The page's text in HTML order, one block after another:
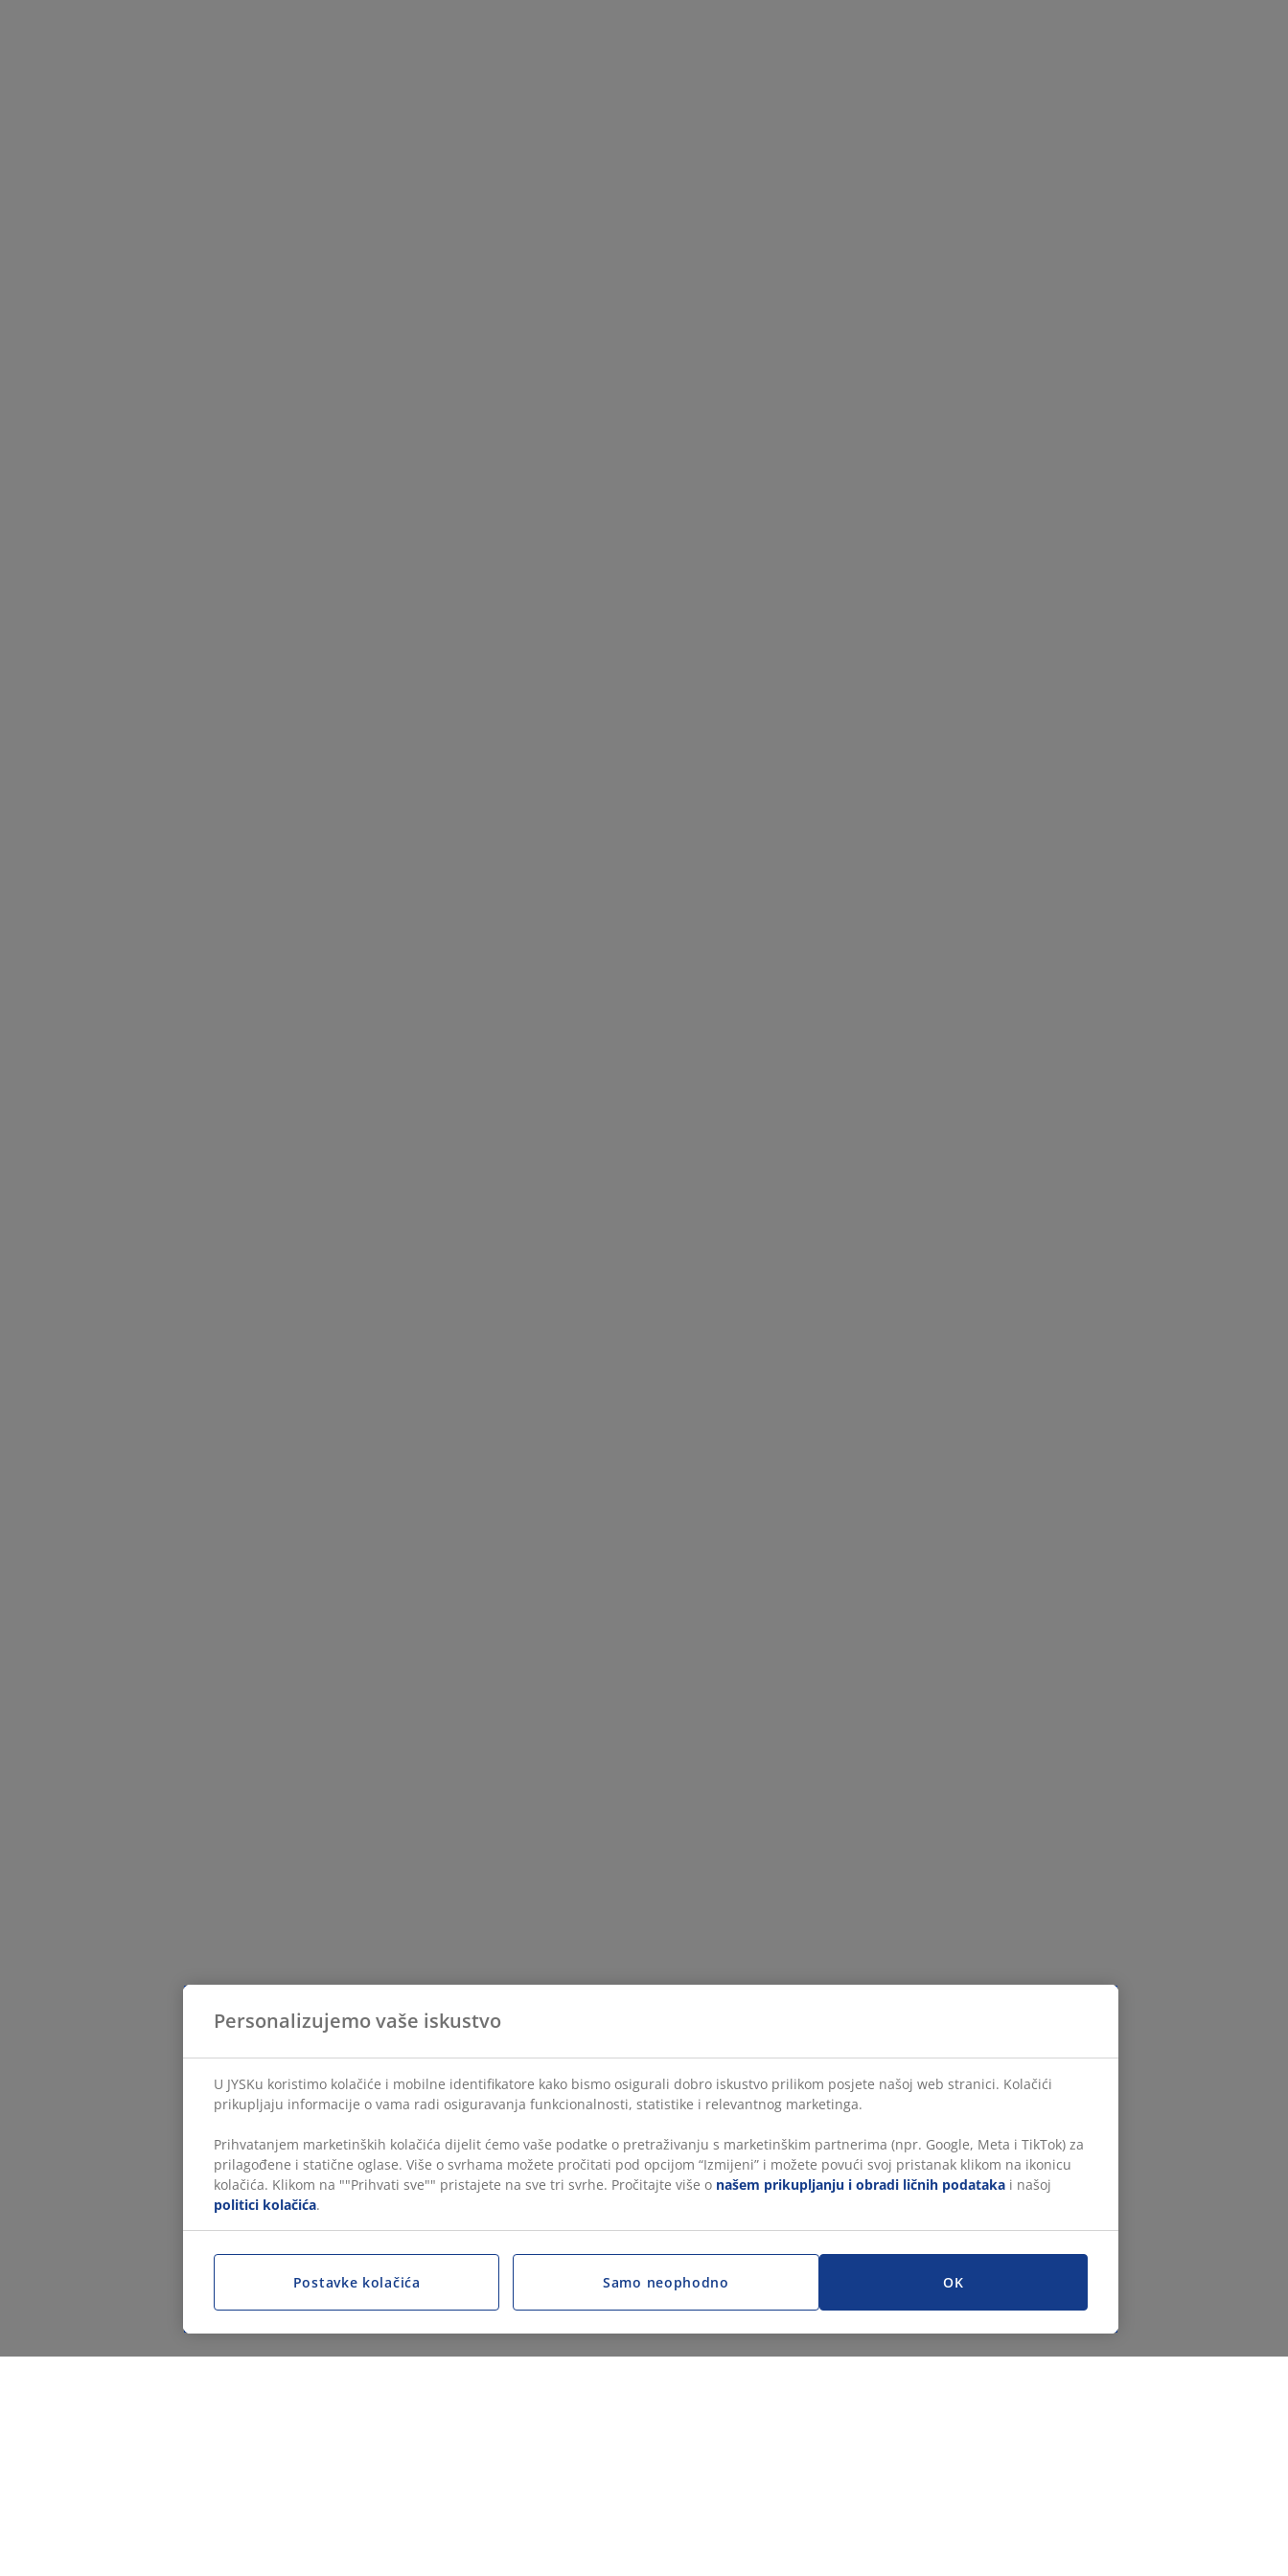
Personalizujemo vaše iskustvo
U JYSKu koristimo kolačiće i mobilne identifikatore kako bismo osigurali dobro iskustvo prilikom posjete našoj web stranici. Kolačići
prikupljaju informacije o vama radi osiguravanja funkcionalnosti, statistike i relevantnog marketinga.
Prihvatanjem marketinških kolačića dijelit ćemo vaše podatke o pretraživanju s marketinškim partnerima (npr. Google, Meta i TikTok) za
prilagođene i statične oglase. Više o svrhama možete pročitati pod opcijom “Izmijeni” i možete povući svoj pristanak klikom na ikonicu
kolačića. Klikom na ""Prihvati sve"" pristajete na sve tri svrhe. Pročitajte više o našem prikupljanju i obradi ličnih podataka i našoj
politici kolačića.
OK
Postavke kolačića Samo neophodno